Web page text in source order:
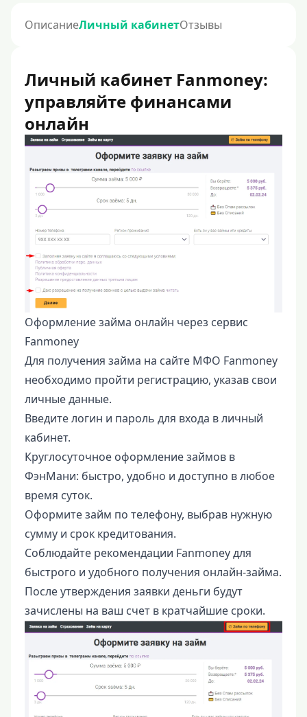
ОписаниеЛичный кабинетОтзывы
Личный кабинет Fanmoney:
управляйте финансами
онлайн
Оформление займа онлайн через сервис
Fanmoney
Для получения займа на сайте МФО Fanmoney
необходимо пройти регистрацию, указав свои
личные данные.
Введите логин и пароль для входа в личный
кабинет.
Круглосуточное оформление займов в
ФэнМани: быстро, удобно и доступно в любое
время суток.
Оформите займ по телефону, выбрав нужную
сумму и срок кредитования.
Соблюдайте рекомендации Fanmoney для
быстрого и удобного получения онлайн-займа.
После утверждения заявки деньги будут
зачислены на ваш счет в кратчайшие сроки.